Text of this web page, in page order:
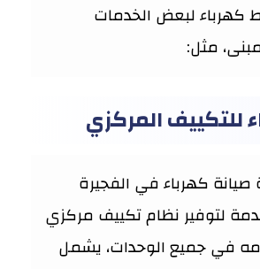
لبعض الخدمات
مثل:
للتكييف المركزي
كهرباء في الفجيرة
لتوفير نظام تكييف مركزي
في جميع الوحدات، يشمل